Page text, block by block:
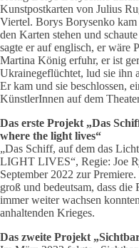
Kunstpostkarten von Julius
Viertel. Borys Borysenko
den Karten stehen und
sagte er auf englisch, er wäre
Martina König erfuhr, er ist
Ukrainegeflüchtet, lud sie ihn
Er kam und sie beschlossen,
KünstlerInnen auf dem
Das erste Projekt „Das
where the light lives“
„Das Schiff, auf dem das
LIGHT LIVES“, Regie: Joe
September 2022 zur
groß und bedeutsam, dass
immer weiter wachsen
anhaltenden Krieges.
Das zweite Projekt